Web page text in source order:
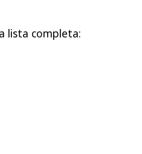
lista completa: